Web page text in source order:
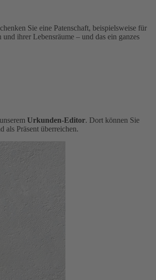
Sie eine Patenschaft, beispielsweise für
ihrer Lebensräume – und das ein ganzes
Urkunden-Editor. Dort können Sie
als Präsent überreichen.